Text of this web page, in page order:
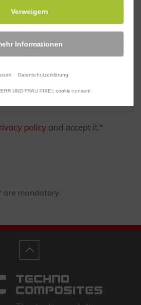
policy and accept it.*
are mandatory.
Verweigern
Informationen
Datenschutzerklärung
UND FRAU PIXEL cookie consent